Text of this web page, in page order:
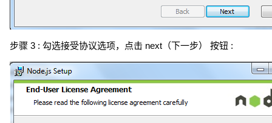
步骤 3 : 勾选接受协议选项，点击 next（下一步） 按钮 :